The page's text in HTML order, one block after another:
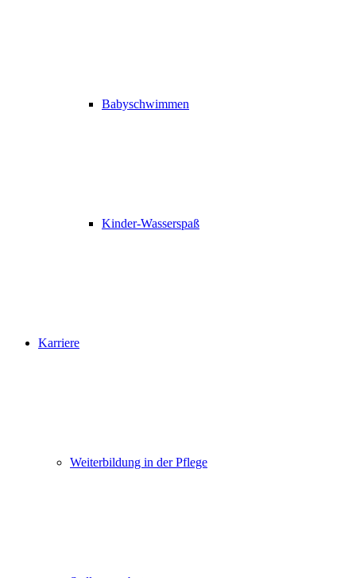
Babyschwimmen
Kinder-Wasserspaß
Karriere
Weiterbildung in der Pflege